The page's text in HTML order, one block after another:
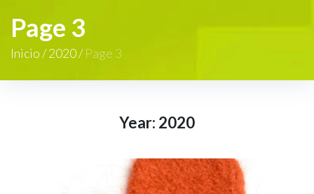
Page 3
Inicio/2020/ Page 3
Year: 2020